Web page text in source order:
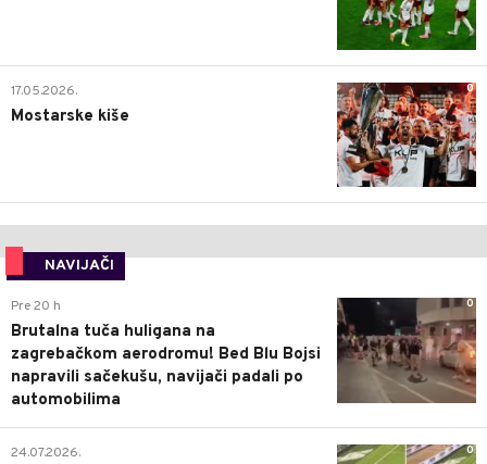
0
17.05.2026.
Mostarske kiše
NAVIJAČI
0
Pre 20 h
Brutalna tuča huligana na
zagrebačkom aerodromu! Bed Blu Bojsi
napravili sačekušu, navijači padali po
automobilima
0
24.07.2026.